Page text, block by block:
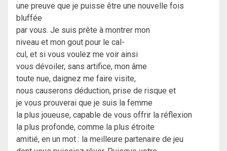
une preuve que je puisse être une nouvelle fois
bluffée
par vous. Je suis prête à montrer mon
niveau et mon gout pour le cal-
cul, et si vous voulez me voir ainsi
vous dévoiler, sans artifice, mon âme
toute nue, daignez me faire visite,
nous causerons déduction, prise de risque et
je vous prouverai que je suis la femme
la plus joueuse, capable de vous offrir la réflexion
la plus profonde, comme la plus étroite
amitié, en un mot : la meilleure partenaire de jeu